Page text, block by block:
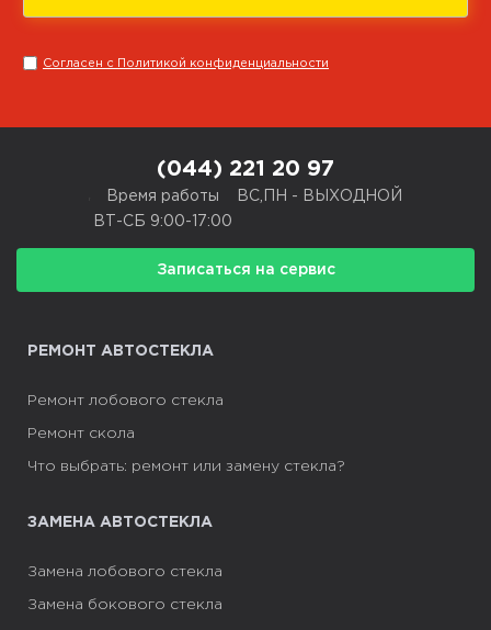
+38 050 851 92 20
Маршрут Google Map Подробнее
CARGLASS® Партнер
67
Пн-Пт 09:00-16:00
Маршрут Google Map
Согласен с Политикой конфиденциальности
(044) 221 20 97
Время работы
ВТ-СБ 9:00-17:00
ВС,ПН - ВЫХОДНОЙ
Записаться на сервис
РЕМОНТ АВТОСТЕКЛА
Ремонт лобового стекла
Ремонт скола
Что выбрать: ремонт или замену стекла?
ЗАМЕНА АВТОСТЕКЛА
Замена лобового стекла
Замена бокового стекла